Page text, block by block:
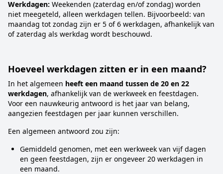
Werkdagen: Weekenden (zaterdag en/of zondag) worden
niet meegeteld, alleen werkdagen tellen. Bijvoorbeeld: van
maandag tot zondag zijn er 5 of 6 werkdagen, afhankelijk van
of zaterdag als werkdag wordt beschouwd.
Hoeveel werkdagen zitten er in een maand?
In het algemeen heeft een maand tussen de 20 en 22
werkdagen, afhankelijk van de werkweek en feestdagen.
Voor een nauwkeurig antwoord is het jaar van belang,
aangezien feestdagen per jaar kunnen verschillen.
Een algemeen antwoord zou zijn:
Gemiddeld genomen, met een werkweek van vijf dagen
en geen feestdagen, zijn er ongeveer 20 werkdagen in
een maand.